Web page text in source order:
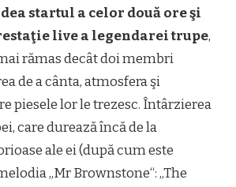
startul a celor două ore şi
live a legendarei trupe,
rămas decât doi membri
de a cânta, atmosfera şi
piesele lor le trezesc. Întârzierea
care durează încă de la
ale ei (după cum este
„Mr Brownstone“: „The